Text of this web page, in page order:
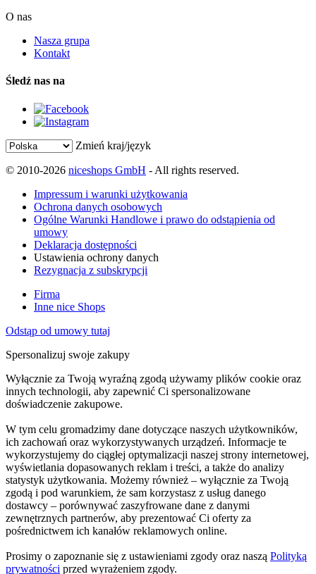
O nas
Nasza grupa
Kontakt
Śledź nas na
Zmień kraj/język
© 2010-2026 niceshops GmbH - All rights reserved.
Impressum i warunki użytkowania
Ochrona danych osobowych
Ogólne Warunki Handlowe i prawo do odstąpienia od
umowy
Deklaracja dostępności
Ustawienia ochrony danych
Rezygnacja z subskrypcji
Firma
Inne nice Shops
Odstąp od umowy tutaj
Spersonalizuj swoje zakupy
Wyłącznie za Twoją wyraźną zgodą używamy plików cookie oraz
innych technologii, aby zapewnić Ci spersonalizowane
doświadczenie zakupowe.
W tym celu gromadzimy dane dotyczące naszych użytkowników,
ich zachowań oraz wykorzystywanych urządzeń. Informacje te
wykorzystujemy do ciągłej optymalizacji naszej strony internetowej,
wyświetlania dopasowanych reklam i treści, a także do analizy
statystyk użytkowania. Możemy również – wyłącznie za Twoją
zgodą i pod warunkiem, że sam korzystasz z usług danego
dostawcy – porównywać zaszyfrowane dane z danymi
zewnętrznych partnerów, aby prezentować Ci oferty za
pośrednictwem ich kanałów reklamowych online.
Prosimy o zapoznanie się z ustawieniami zgody oraz naszą Polityką
prywatności przed wyrażeniem zgody.